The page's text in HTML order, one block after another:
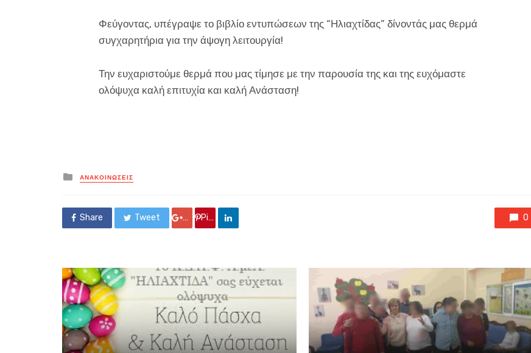
Φεύγοντας, υπέγραψε το βιβλίο εντυπώσεων της “Ηλιαχτίδας” δίνοντάς μας θερμά
συγχαρητήρια για την άψογη λειτουργία!
Την ευχαριστούμε θερμά που μας τίμησε με την παρουσία της και της ευχόμαστε
ολόψυχα καλή επιτυχία και καλή Ανάσταση!
Posted
in
ΑΝΑΚΟΙΝΏΣΕΙΣ
Share Tweet Google +
Pin it 0